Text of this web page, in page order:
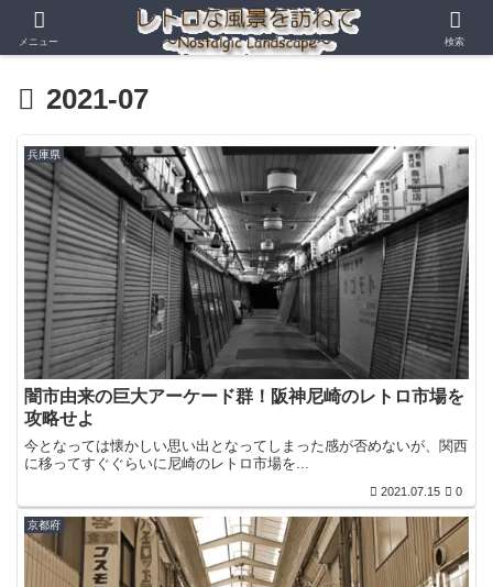
2021-07
兵庫県
闇市由来の巨大アーケード群！阪神尼崎のレトロ市場を
攻略せよ
今となっては懐かしい思い出となってしまった感が否めないが、関西
に移ってすぐぐらいに尼崎のレトロ市場を...
2021.07.15 0
京都府
メニュー 検索